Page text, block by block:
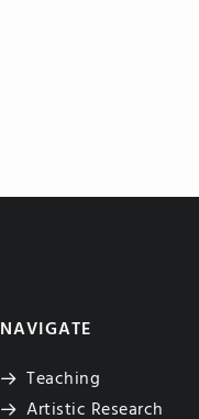
NAVIGATE
Teaching
Artistic Research